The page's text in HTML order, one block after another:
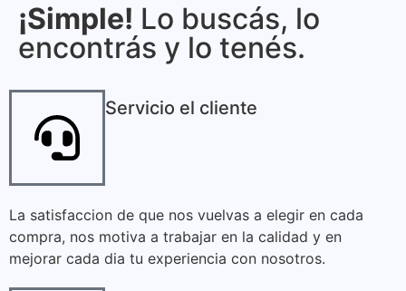
¡Simple! Lo buscás, lo
encontrás y lo tenés.
Servicio el cliente
La satisfaccion de que nos vuelvas a elegir en cada
compra, nos motiva a trabajar en la calidad y en
mejorar cada dia tu experiencia con nosotros.